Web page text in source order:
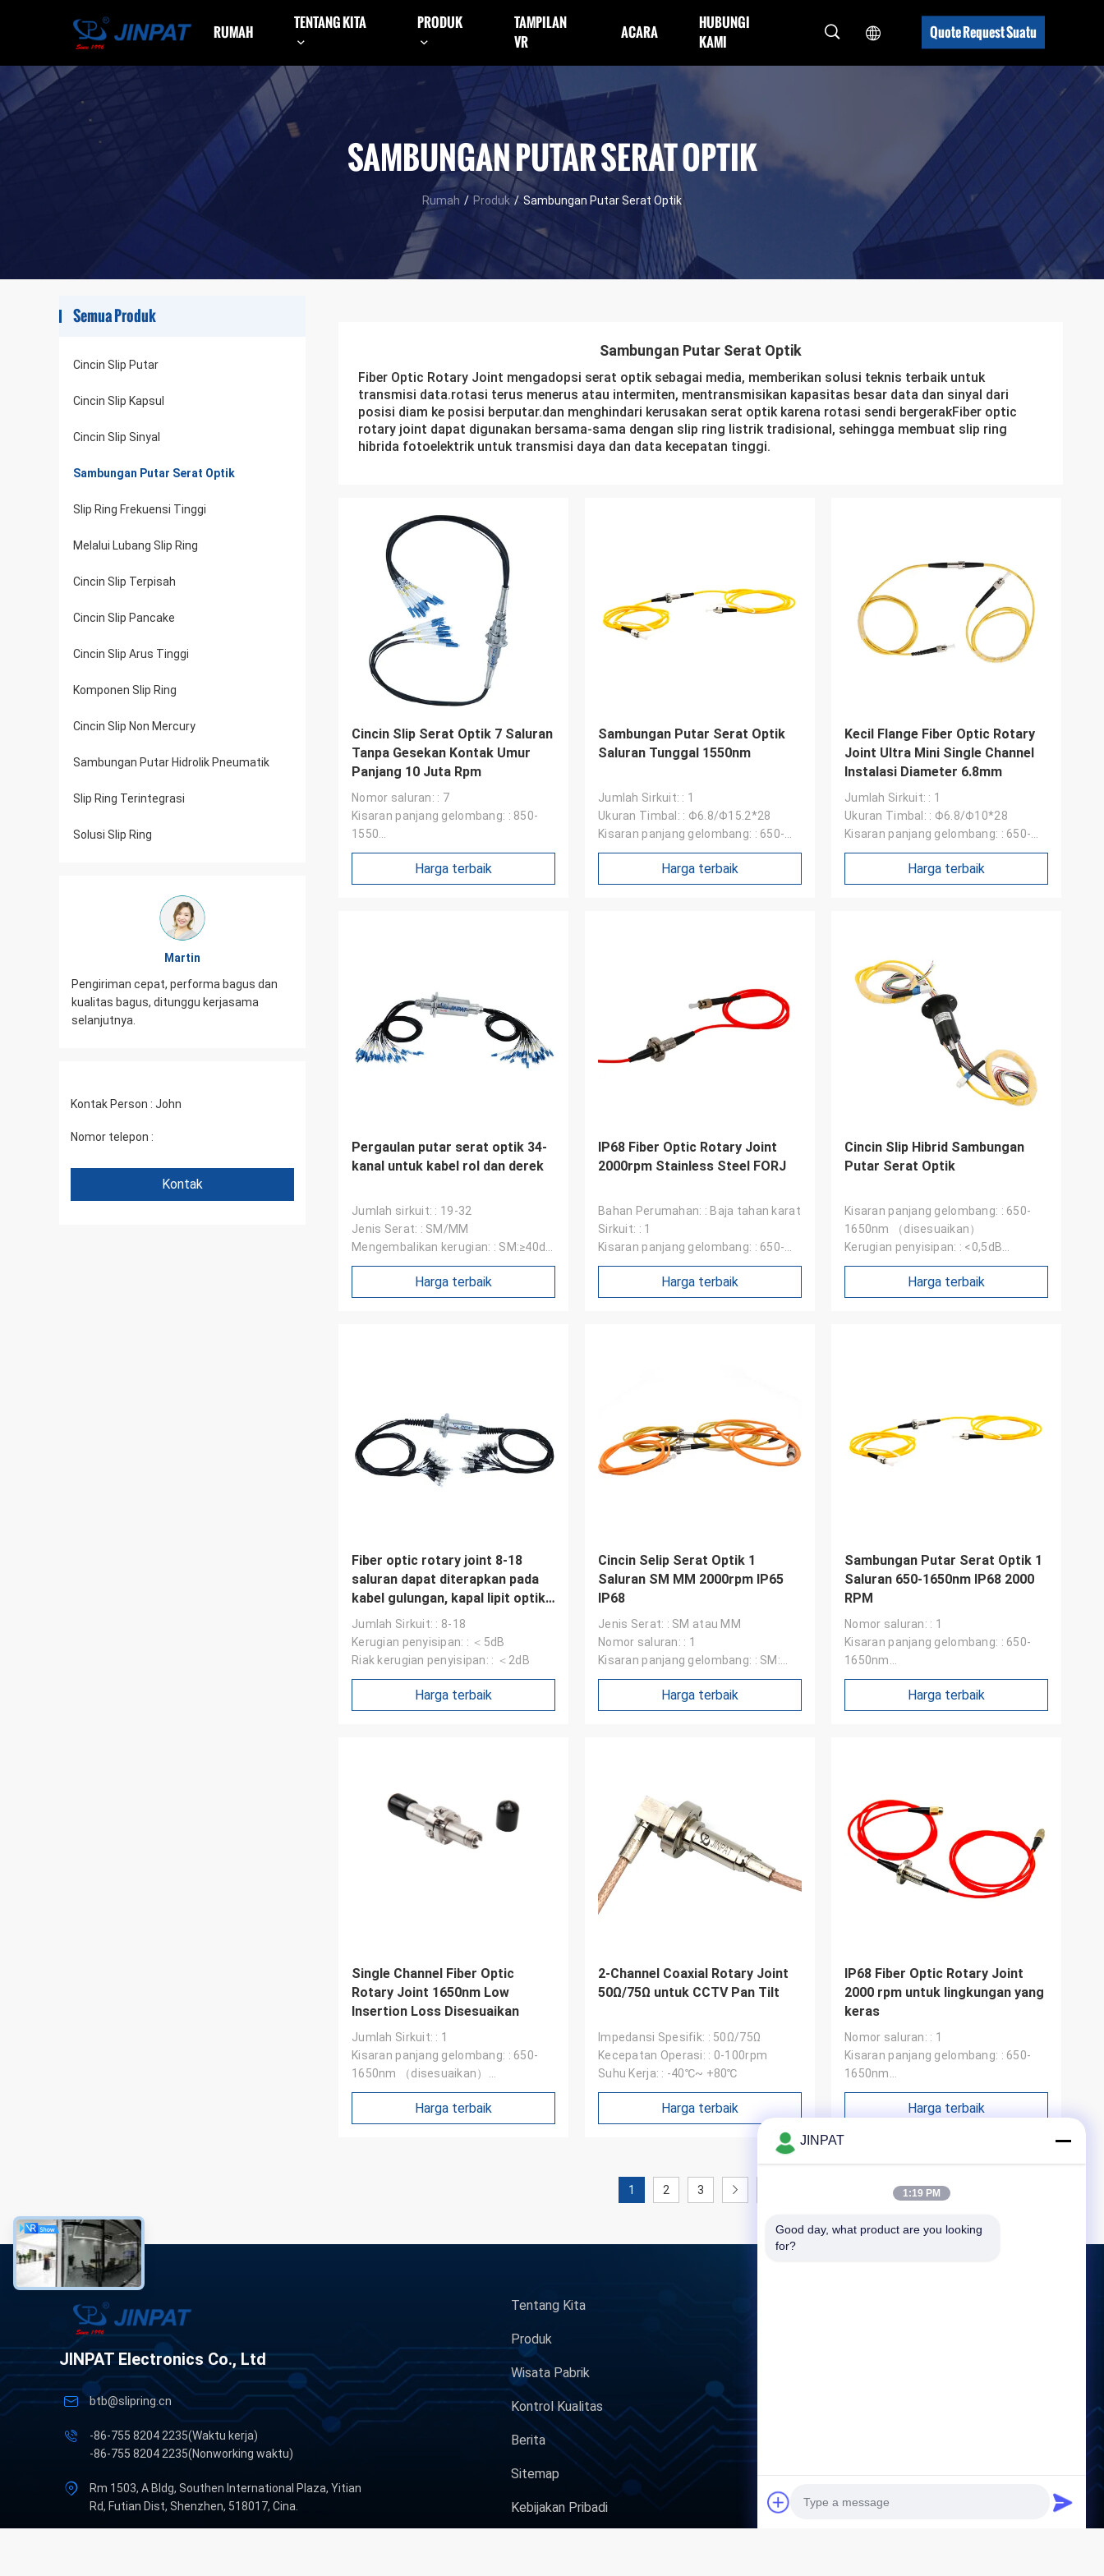
RUMAH TENTANG KITA PRODUK
TAMPILAN
VR
ACARA
HUBUNGI
KAMI
Quote Request Suatu
SAMBUNGAN PUTAR SERAT OPTIK
Rumah / Produk / Sambungan Putar Serat Optik
Semua Produk
Cincin Slip Putar
Cincin Slip Kapsul
Cincin Slip Sinyal
Sambungan Putar Serat Optik
Slip Ring Frekuensi Tinggi
Melalui Lubang Slip Ring
Cincin Slip Terpisah
Cincin Slip Pancake
Cincin Slip Arus Tinggi
Komponen Slip Ring
Cincin Slip Non Mercury
Sambungan Putar Hidrolik Pneumatik
Slip Ring Terintegrasi
Solusi Slip Ring
Martin
Pengiriman cepat, performa bagus dan
kualitas bagus, ditunggu kerjasama
selanjutnya.
Tampilan slip ring JINPAT bagus, packing
rapi, pelayanan antusias, perlu datang lagi
Kontak Person : John
Nomor telepon :
Kontak
Sambungan Putar Serat Optik
Fiber Optic Rotary Joint mengadopsi serat optik sebagai media, memberikan solusi teknis terbaik untuk
transmisi data.rotasi terus menerus atau intermiten, mentransmisikan kapasitas besar data dan sinyal dari
posisi diam ke posisi berputar.dan menghindari kerusakan serat optik karena rotasi sendi bergerakFiber optic
rotary joint dapat digunakan bersama-sama dengan slip ring listrik tradisional, sehingga membuat slip ring
hibrida fotoelektrik untuk transmisi daya dan data kecepatan tinggi.
Cincin Slip Serat Optik 7 Saluran
Tanpa Gesekan Kontak Umur
Panjang 10 Juta Rpm
Nomor saluran: : 7
Kisaran panjang gelombang: : 850-
1550
Kerugian penyisipan: : <4dB
Harga terbaik
Sambungan Putar Serat Optik
Saluran Tunggal 1550nm
Jumlah Sirkuit: : 1
Ukuran Timbal: : Φ6.8/Φ15.2*28
Kisaran panjang gelombang: : 650-
1650nm （disesuaikan）
Harga terbaik
Kecil Flange Fiber Optic Rotary
Joint Ultra Mini Single Channel
Instalasi Diameter 6.8mm
Jumlah Sirkuit: : 1
Ukuran Timbal: : Φ6.8/Φ10*28
Kisaran panjang gelombang: : 650-
1650nm （disesuaikan）
Harga terbaik
Pergaulan putar serat optik 34-
kanal untuk kabel rol dan derek
Jumlah sirkuit: : 19-32
Jenis Serat: : SM/MM
Mengembalikan kerugian: : SM:≥40dB
MM:≥25dB
Harga terbaik
IP68 Fiber Optic Rotary Joint
2000rpm Stainless Steel FORJ
Bahan Perumahan: : Baja tahan karat
Sirkuit: : 1
Kisaran panjang gelombang: : 650-
1650 nm
Harga terbaik
Cincin Slip Hibrid Sambungan
Putar Serat Optik
Kisaran panjang gelombang: : 650-
1650nm （disesuaikan）
Kerugian penyisipan: : <0,5dB
Riak kerugian penyisipan: : ＜2dB
Harga terbaik
Fiber optic rotary joint 8-18
saluran dapat diterapkan pada
kabel gulungan, kapal lipit optik,
derek lepas pantai, dll
Jumlah Sirkuit: : 8-18
Kerugian penyisipan: : ＜5dB
Riak kerugian penyisipan: : ＜2dB
Harga terbaik
Cincin Selip Serat Optik 1
Saluran SM MM 2000rpm IP65
IP68
Jenis Serat: : SM atau MM
Nomor saluran: : 1
Kisaran panjang gelombang: : SM:
1270-1650NM, MM: 650-1300NM
Harga terbaik
Sambungan Putar Serat Optik 1
Saluran 650-1650nm IP68 2000
RPM
Nomor saluran: : 1
Kisaran panjang gelombang: : 650-
1650nm
Kerugian penyisipan: : <2dB
Harga terbaik
Single Channel Fiber Optic
Rotary Joint 1650nm Low
Insertion Loss Disesuaikan
Jumlah Sirkuit: : 1
Kisaran panjang gelombang: : 650-
1650nm （disesuaikan）
Kerugian penyisipan: : ＜3dB
Harga terbaik
2-Channel Coaxial Rotary Joint
50Ω/75Ω untuk CCTV Pan Tilt
Impedansi Spesifik: : 50Ω/75Ω
Kecepatan Operasi: : 0-100rpm
Suhu Kerja: : -40℃~ +80℃
Harga terbaik
IP68 Fiber Optic Rotary Joint
2000 rpm untuk lingkungan yang
keras
Nomor saluran: : 1
Kisaran panjang gelombang: : 650-
1650nm
Kerugian penyisipan: : <2dB
Harga terbaik
1 2 3
JINPAT Electronics Co., Ltd
btb@slipring.cn
-86-755 8204 2235(Waktu kerja)
-86-755 8204 2235(Nonworking waktu)
Rm 1503, A Bldg, Southen International Plaza, Yitian
Rd, Futian Dist, Shenzhen, 518017, Cina.
Tentang Kita
Produk
Wisata Pabrik
Kontrol Kualitas
Berita
Sitemap
Kebijakan Pribadi Mengirim Pesan
JINPAT
1:19 PM
Good day, what product are you looking
for?